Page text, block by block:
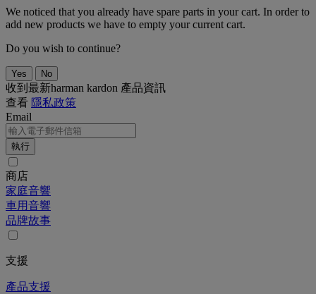
We noticed that you already have spare parts in your cart. In order to
add new products we have to empty your current cart.
Do you wish to continue?
Yes No
收到最新harman kardon 產品資訊
查看 隱私政策
Email
執行
商店
家庭音響
車用音響
品牌故事
支援
產品支援